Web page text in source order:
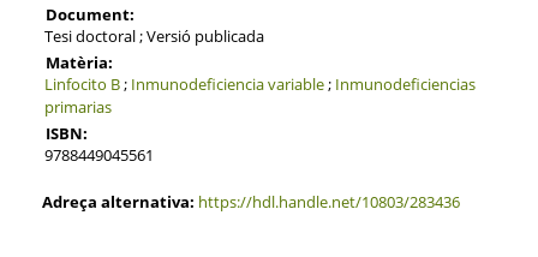
Document:
Tesi doctoral ; Versió publicada
Matèria:
Linfocito B; Inmunodeficiencia variable; Inmunodeficiencias
primarias
ISBN:
9788449045561
Adreça alternativa: https://hdl.handle.net/10803/283436